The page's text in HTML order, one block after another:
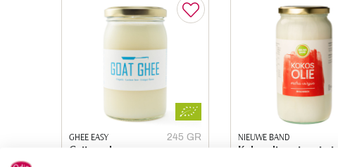
GHEE EASY 245 GR
Geiten ghee
NIEUWE BAND
Kokosolie extra virgin